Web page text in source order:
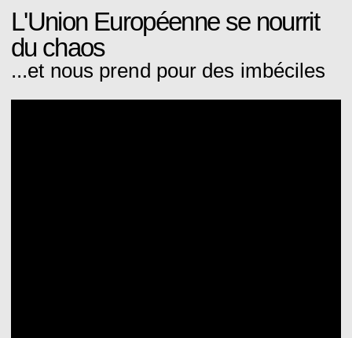
L'Union Européenne se nourrit
du chaos
...et nous prend pour des imbéciles